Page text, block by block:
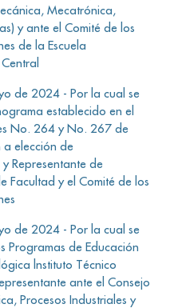
Mecatrónica,
y ante el Comité de los
de la Escuela
de 2024 - Por la cual se
establecido en el
No. 264 y No. 267 de
elección de
Representante de
Facultad y el Comité de los
de 2024 - Por la cual se
Programas de Educación
lnstituto Técnico
ante el Consejo
Procesos Industriales y